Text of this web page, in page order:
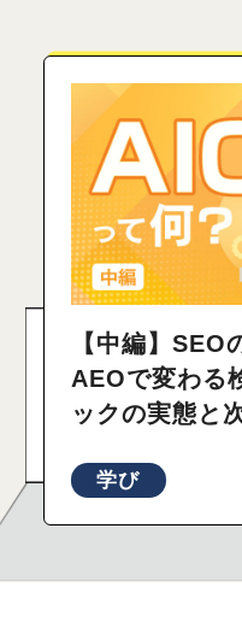
【中編】SEO
AEOで変わる
ックの実態と
学び